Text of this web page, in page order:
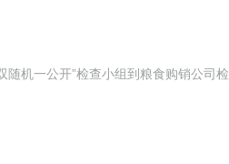
随机一公开”检查小组到粮食购销公司检